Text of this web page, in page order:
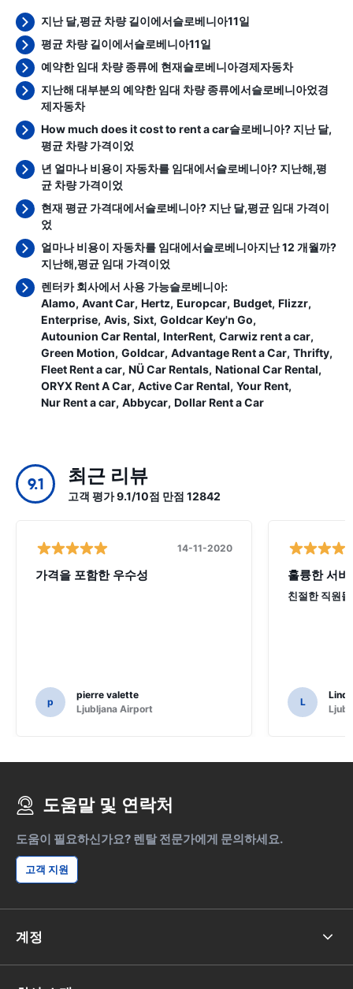
지난 달,평균 차량 길이에서슬로베니아11일
평균 차량 길이에서슬로베니아11일
예약한 임대 차량 종류에 현재슬로베니아경제자동차
지난해 대부분의 예약한 임대 차량 종류에서슬로베니아었경
제자동차
How much does it cost to rent a car슬로베니아? 지난 달,
평균 차량 가격이었
년 얼마나 비용이 자동차를 임대에서슬로베니아? 지난해,평
균 차량 가격이었
현재 평균 가격대에서슬로베니아? 지난 달,평균 임대 가격이
었
얼마나 비용이 자동차를 임대에서슬로베니아지난 12 개월까?
지난해,평균 임대 가격이었
렌터카 회사에서 사용 가능슬로베니아:
Alamo Avant Car Hertz Europcar Budget Flizzr
Enterprise Avis Sixt Goldcar Key'n Go
Autounion Car Rental InterRent Carwiz rent a car
Green Motion Goldcar Advantage Rent a Car Thrifty
Fleet Rent a car NÜ Car Rentals National Car Rental
ORYX Rent A Car Active Car Rental Your Rent
Nur Rent a car Abbycar Dollar Rent a Car
9.1 최근 리뷰
고객 평가 9.1/10점 만점 12842
14-11-2020
가격을 포함한 우수성
p
pierre valette
Ljubljana Airport
훌륭한 서비
친절한 직원
L
도움말 및 연락처
도움이 필요하신가요? 렌탈 전문가에게 문의하세요.
고객 지원
계정